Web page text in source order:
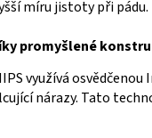
míru jistoty při pádu.
promyšlené
využívá
nárazy. Tato